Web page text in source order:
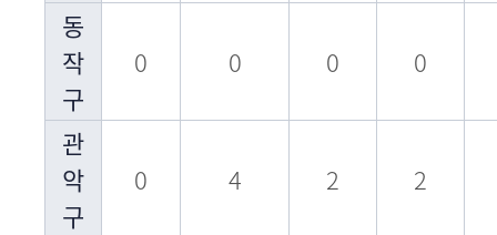
동
작
구
0 0 0 0
관
악
구
0 4 2 2